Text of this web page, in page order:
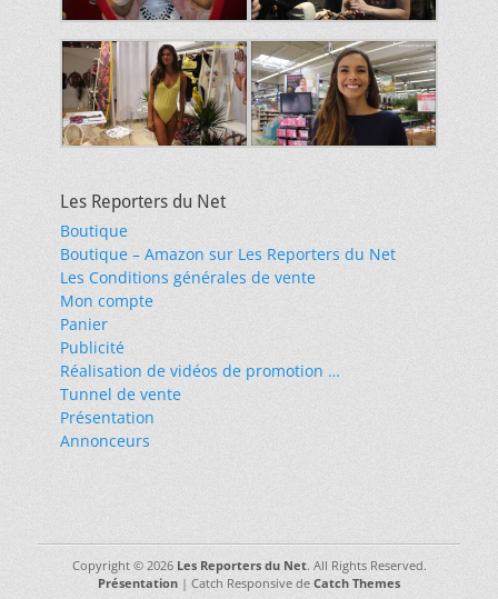
Les Reporters du Net
Boutique
Boutique – Amazon sur Les Reporters du Net
Les Conditions générales de vente
Mon compte
Panier
Publicité
Réalisation de vidéos de promotion …
Tunnel de vente
Présentation
Annonceurs
Copyright © 2026 Les Reporters du Net. All Rights Reserved.
Présentation | Catch Responsive de Catch Themes